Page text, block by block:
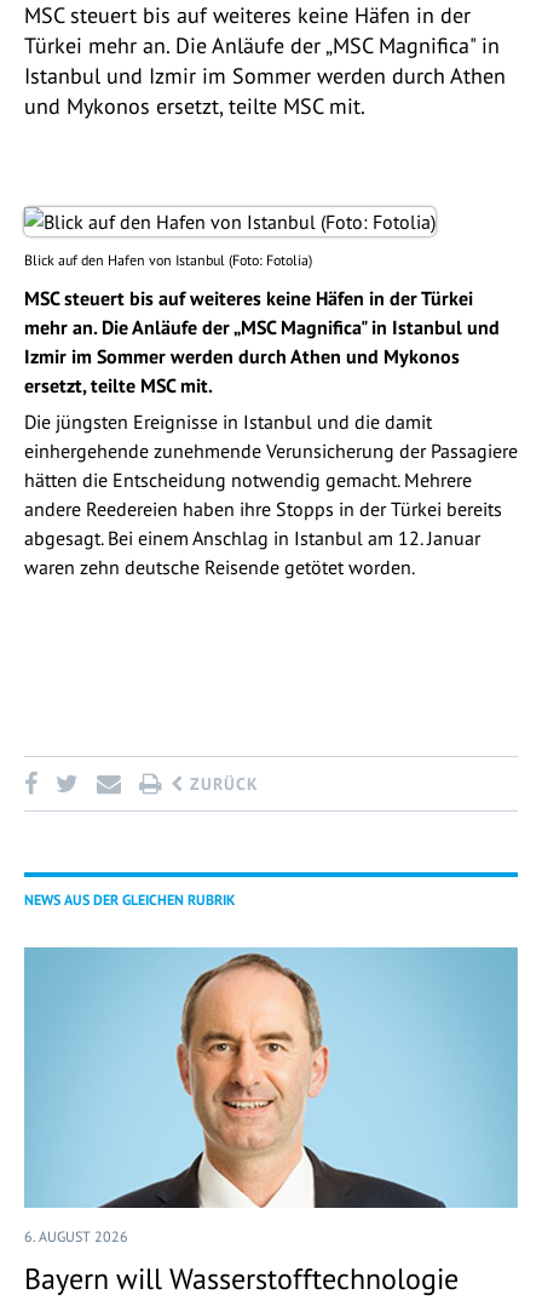
MSC steuert bis auf weiteres keine Häfen in der
Türkei mehr an. Die Anläufe der „MSC Magnifica" in
Istanbul und Izmir im Sommer werden durch Athen
und Mykonos ersetzt, teilte MSC mit.
Blick auf den Hafen von Istanbul (Foto: Fotolia)
MSC steuert bis auf weiteres keine Häfen in der Türkei
mehr an. Die Anläufe der „MSC Magnifica" in Istanbul und
Izmir im Sommer werden durch Athen und Mykonos
ersetzt, teilte MSC mit.
Die jüngsten Ereignisse in Istanbul und die damit
einhergehende zunehmende Verunsicherung der Passagiere
hätten die Entscheidung notwendig gemacht. Mehrere
andere Reedereien haben ihre Stopps in der Türkei bereits
abgesagt. Bei einem Anschlag in Istanbul am 12. Januar
waren zehn deutsche Reisende getötet worden.
ZURÜCK
NEWS AUS DER GLEICHEN RUBRIK
6. AUGUST 2026
Bayern will Wasserstofftechnologie